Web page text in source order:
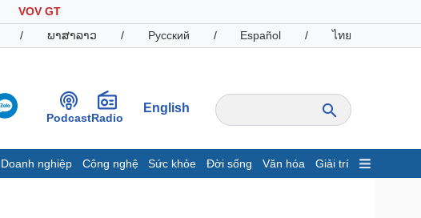
VOV GT
/ ພາສາລາວ / Русский / Español / ไทย
PodcastRadio
English
Doanh nghiệp Công nghệ Sức khỏe Đời sống Văn hóa Giải trí